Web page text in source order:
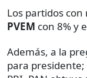
Los partidos
PVEM con 8% y
Además, a la
para presidente;